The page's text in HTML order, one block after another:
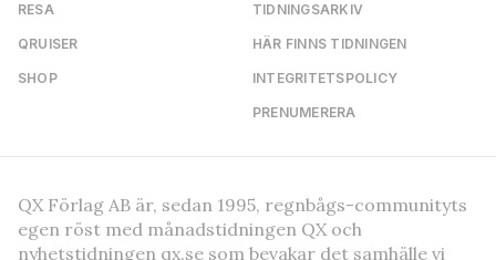
RESA
QRUISER
SHOP
TIDNINGSARKIV
HÄR FINNS TIDNINGEN
INTEGRITETSPOLICY
PRENUMERERA
QX Förlag AB är, sedan 1995, regnbågs-communityts
egen röst med månadstidningen QX och
nyhetstidningen qx.se som bevakar det samhälle vi